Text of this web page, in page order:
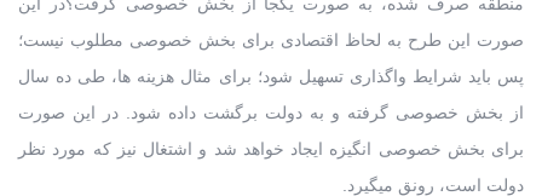
صورت این طرح به لحاظ اقتصادی برای بخش خصوصی مطلوب نیست؛
پس باید شرایط واگذاری تسهیل شود؛ برای مثال هزینه ها، طی ده سال
از بخش خصوصی گرفته و به دولت برگشت داده شود. در این صورت
برای بخش خصوصی انگیزه ایجاد خواهد شد و اشتغال نیز که مورد نظر
دولت است، رونق میگیرد.